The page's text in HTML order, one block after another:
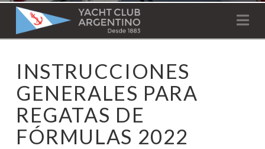
ESCUELA RECREATIVA 2026
YACHT
CLUB
ARGENTINO
INSTRUCCIONES
GENERALES PARA
REGATAS DE
FÓRMULAS 2022